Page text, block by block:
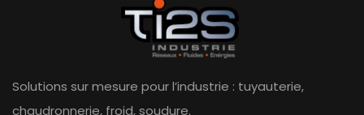
Solutions sur mesure pour l’industrie : tuyauterie,
chaudronnerie, froid, soudure.